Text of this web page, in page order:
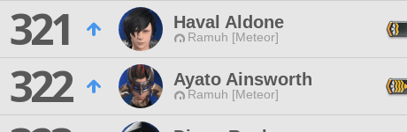
321
Haval Aldone
Ramuh [Meteor]
322
Ayato Ainsworth
Ramuh [Meteor]